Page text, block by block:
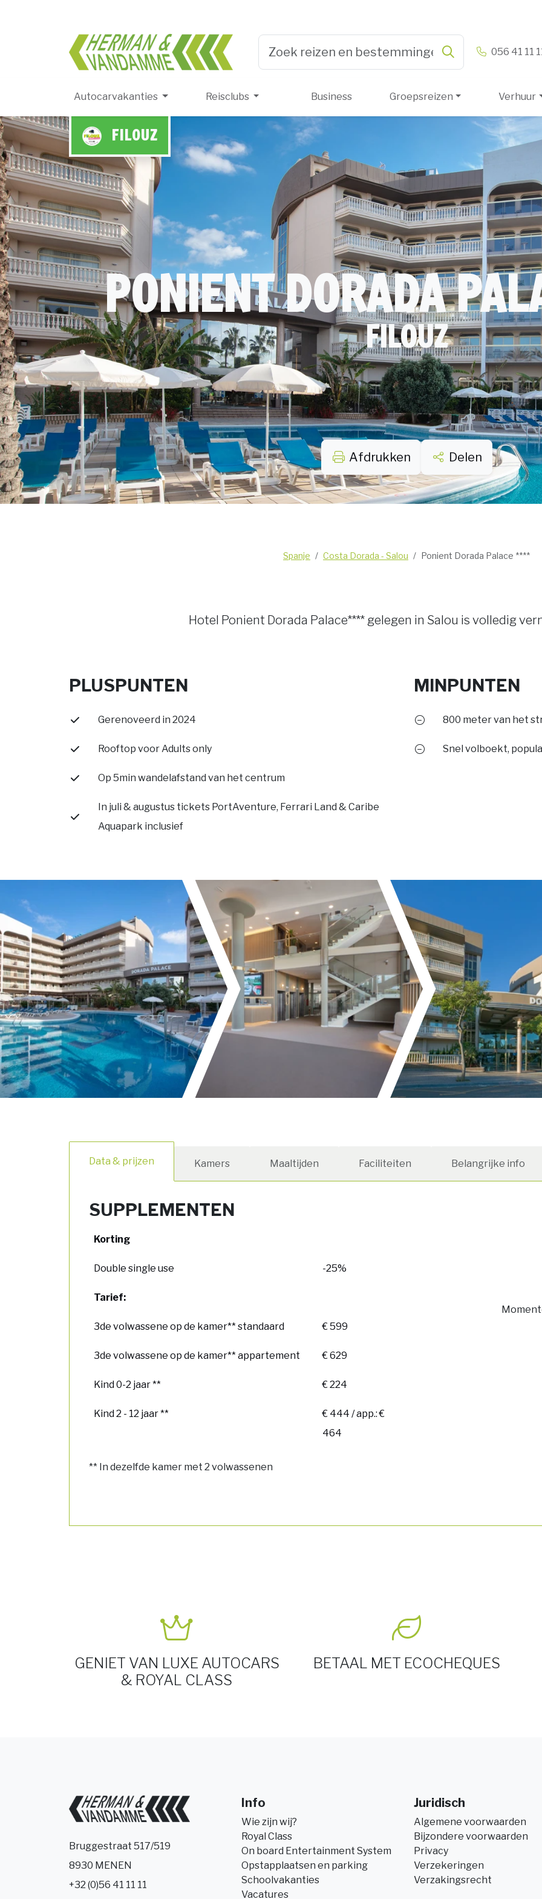
Herman & Vandamme 056 41 11
Autocarvakanties Reisclubs Business Groepsreizen Verhuur
FILOUZ
PONIENT DORADA
FILOUZ
Afdrukken Delen
Spanje Costa Dorada - Salou Ponient Dorada Palace ****
Hotel Ponient Dorada Palace**** gelegen in Salou is volledig
PLUSPUNTEN
Gerenoveerd in 2024
Rooftop voor Adults only
Op 5min wandelafstand van het centrum
In juli & augustus tickets PortAventure, Ferrari Land & Caribe
Aquapark inclusief
MINPUNTEN
800 meter van het
Snel volboekt,
Data & prijzen Kamers Maaltijden Faciliteiten Belangrijke info
SUPPLEMENTEN
Korting
Double single use -25%
Tarief:
3de volwassene op de kamer** standaard € 599
3de volwassene op de kamer** appartement € 629
Kind 0-2 jaar ** € 224
Kind 2 - 12 jaar **
€ 444 / app.: €
464
** In dezelfde kamer met 2 volwassenen
GENIET VAN LUXE AUTOCARS
& ROYAL CLASS
BETAAL MET ECOCHEQUES
Bruggestraat 517/519
8930 MENEN
+32 (0)56 41 11 11
Info
Wie zijn wij?
Royal Class
On board Entertainment System
Opstapplaatsen en parking
Schoolvakanties
Vacatures
Juridisch
Algemene voorwaarden
Bijzondere voorwaarden
Privacy
Verzekeringen
Verzakingsrecht